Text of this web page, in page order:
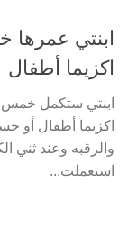
ابنتي
اكزيما أطفال
ابنتي ستكمل خمس
اكزيما أطفال أو
والرقبه وعند ثني
استعملت...